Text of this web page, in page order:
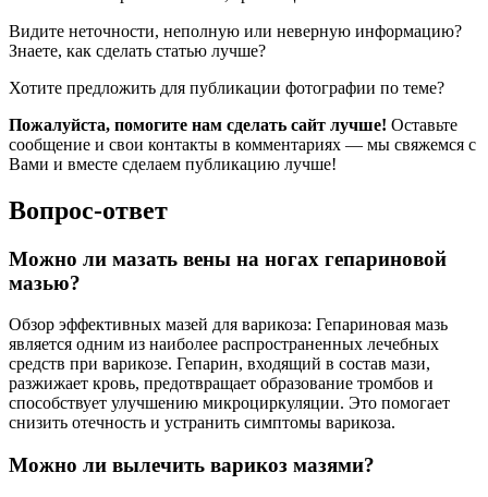
Видите неточности, неполную или неверную информацию?
Знаете, как сделать статью лучше?
Хотите предложить для публикации фотографии по теме?
Пожалуйста, помогите нам сделать сайт лучше! Оставьте
сообщение и свои контакты в комментариях — мы свяжемся с
Вами и вместе сделаем публикацию лучше!
Вопрос-ответ
Можно ли мазать вены на ногах гепариновой
мазью?
Обзор эффективных мазей для варикоза: Гепариновая мазь
является одним из наиболее распространенных лечебных
средств при варикозе. Гепарин, входящий в состав мази,
разжижает кровь, предотвращает образование тромбов и
способствует улучшению микроциркуляции. Это помогает
снизить отечность и устранить симптомы варикоза.
Можно ли вылечить варикоз мазями?